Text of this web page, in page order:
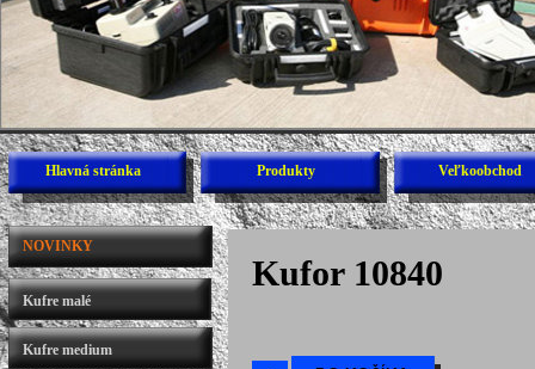
Hlavná stránka Produkty Veľkoobchod
NOVINKY
Kufre malé
Kufre medium
Kufor 10840